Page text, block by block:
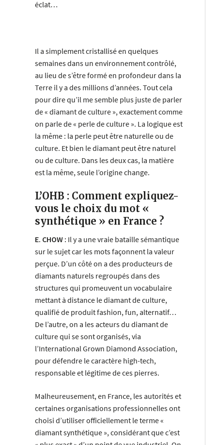
éclat…
Il a simplement cristallisé en quelques
semaines dans un environnement contrôlé,
au lieu de s’être formé en profondeur dans la
Terre il y a des millions d’années. Tout cela
pour dire qu’il me semble plus juste de parler
de « diamant de culture », exactement comme
on parle de « perle de culture ». La logique est
la même : la perle peut être naturelle ou de
culture. Et bien le diamant peut être naturel
ou de culture. Dans les deux cas, la matière
est la même, seule l’origine change.
L’OHB : Comment expliquez-
vous le choix du mot «
synthétique » en France ?
E. CHOW : Il y a une vraie bataille sémantique
sur le sujet car les mots façonnent la valeur
perçue. D’un côté on a des producteurs de
diamants naturels regroupés dans des
structures qui promeuvent un vocabulaire
mettant à distance le diamant de culture,
qualifié de produit fashion, fun, alternatif…
De l’autre, on a les acteurs du diamant de
culture qui se sont organisés, via
l’International Grown Diamond Association,
pour défendre le caractère high-tech,
responsable et légitime de ces pierres.
Malheureusement, en France, les autorités et
certaines organisations professionnelles ont
choisi d’utiliser officiellement le terme «
diamant synthétique », considérant que c’est